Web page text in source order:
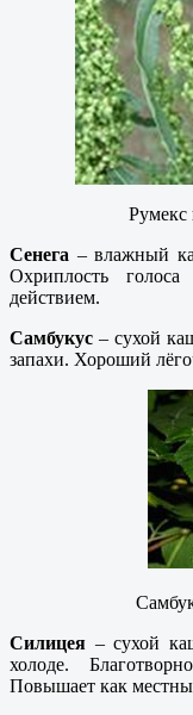
Румекс
Сенега – влажный
Охриплость
действием.
Самбукус – сухой
запахи. Хороший
Силицея – сухой
холоде.
Повышает как